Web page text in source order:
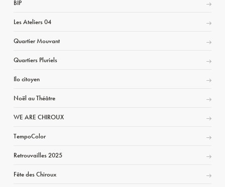
BIP
Les Ateliers 04
Quartier Mouvant
Quartiers Pluriels
Ilo citoyen
Noël au Théâtre
WE ARE CHIROUX
TempoColor
Retrouvailles 2025
Fête des Chiroux